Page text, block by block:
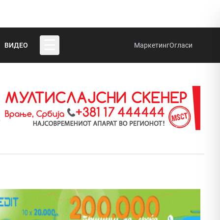
ВИДЕО МаркетингОгласи